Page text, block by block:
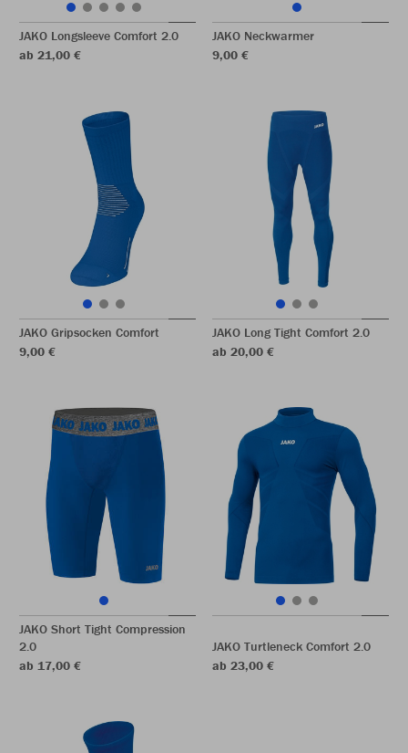
JAKO Longsleeve Comfort 2.0
ab 21,00 €
JAKO Neckwarmer
9,00 €
JAKO Gripsocken Comfort
9,00 €
JAKO Long Tight Comfort 2.0
ab 20,00 €
JAKO Short Tight Compression
2.0
ab 17,00 €
JAKO Turtleneck Comfort 2.0
ab 23,00 €